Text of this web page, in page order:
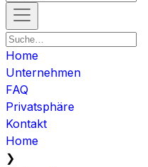
Home
Unternehmen
FAQ
Privatsphäre
Kontakt
Home
❯